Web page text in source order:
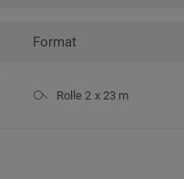
Format
Rolle 2 x 23 m